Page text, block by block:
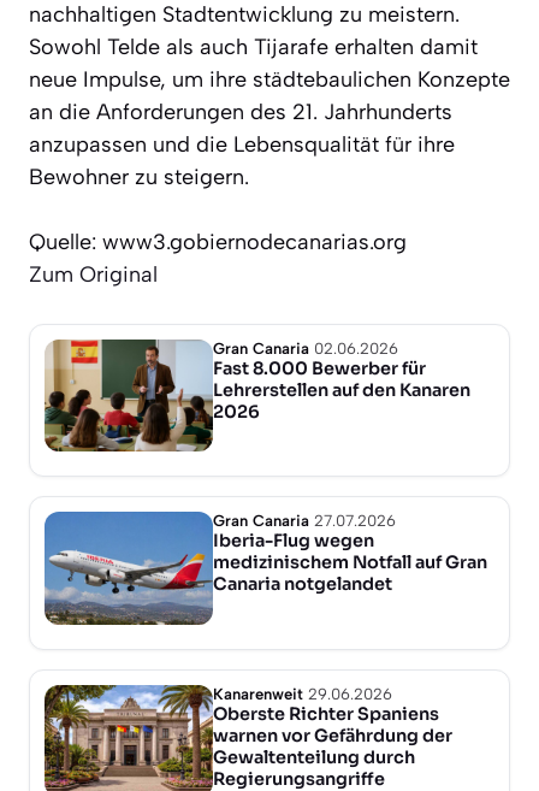
nachhaltigen Stadtentwicklung zu meistern.
Sowohl Telde als auch Tijarafe erhalten damit
neue Impulse, um ihre städtebaulichen Konzepte
an die Anforderungen des 21. Jahrhunderts
anzupassen und die Lebensqualität für ihre
Bewohner zu steigern.
Quelle: www3.gobiernodecanarias.org
Zum Original
Gran Canaria 02.06.2026
Fast 8.000 Bewerber für
Lehrerstellen auf den Kanaren
2026
Gran Canaria 27.07.2026
Iberia-Flug wegen
medizinischem Notfall auf Gran
Canaria notgelandet
Kanarenweit 29.06.2026
Oberste Richter Spaniens
warnen vor Gefährdung der
Gewaltenteilung durch
Regierungsangriffe